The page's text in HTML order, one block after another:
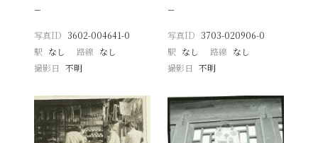
−
写真ID 3602-004641-0
駅 なし 路線 なし
撮影日
不明
−
写真ID 3703-020906-0
駅 なし 路線 なし
撮影日 不明